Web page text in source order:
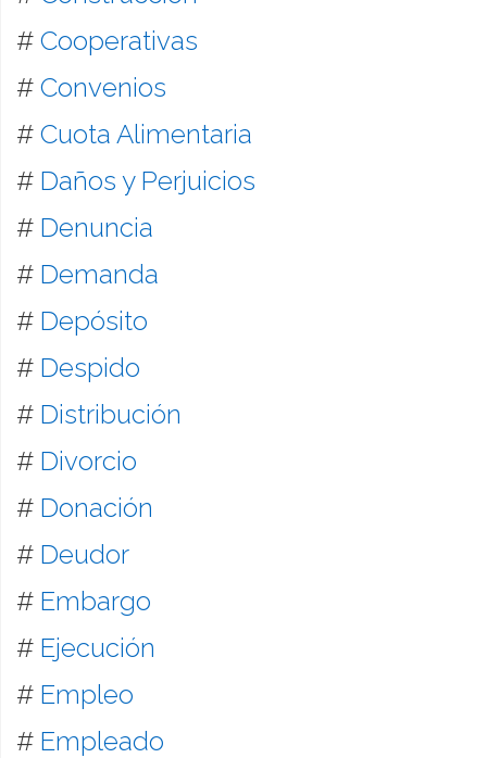
# Cooperativas
# Convenios
# Cuota Alimentaria
# Daños y Perjuicios
# Denuncia
# Demanda
# Depósito
# Despido
# Distribución
# Divorcio
# Donación
# Deudor
# Embargo
# Ejecución
# Empleo
# Empleado